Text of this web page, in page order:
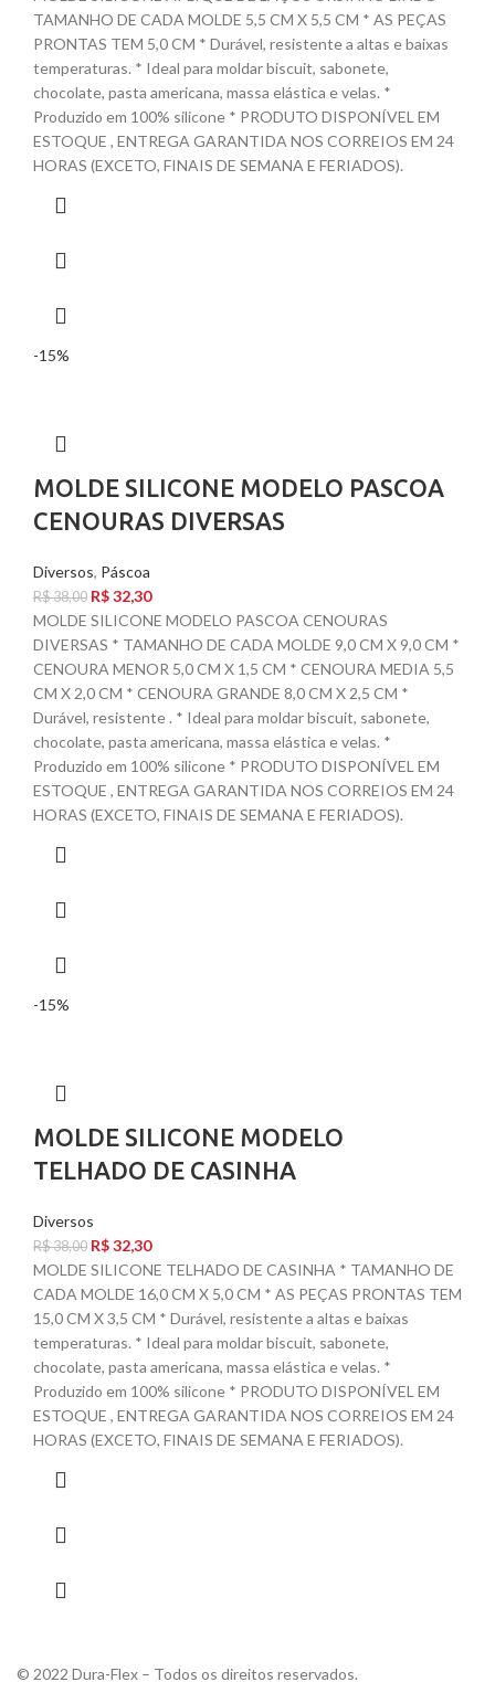
TAMANHO DE CADA MOLDE 5,5 CM X 5,5 CM * AS PEÇAS
PRONTAS TEM 5,0 CM * Durável, resistente a altas e baixas
temperaturas. * Ideal para moldar biscuit, sabonete,
chocolate, pasta americana, massa elástica e velas. *
Produzido em 100% silicone * PRODUTO DISPONÍVEL EM
ESTOQUE , ENTREGA GARANTIDA NOS CORREIOS EM 24
HORAS (EXCETO, FINAIS DE SEMANA E FERIADOS).
-15%
MOLDE SILICONE MODELO PASCOA
CENOURAS DIVERSAS
Diversos, Páscoa
R$38,00 R$32,30
MOLDE SILICONE MODELO PASCOA CENOURAS
DIVERSAS * TAMANHO DE CADA MOLDE 9,0 CM X 9,0 CM *
CENOURA MENOR 5,0 CM X 1,5 CM * CENOURA MEDIA 5,5
CM X 2,0 CM * CENOURA GRANDE 8,0 CM X 2,5 CM *
Durável, resistente . * Ideal para moldar biscuit, sabonete,
chocolate, pasta americana, massa elástica e velas. *
Produzido em 100% silicone * PRODUTO DISPONÍVEL EM
ESTOQUE , ENTREGA GARANTIDA NOS CORREIOS EM 24
HORAS (EXCETO, FINAIS DE SEMANA E FERIADOS).
-15%
MOLDE SILICONE MODELO
TELHADO DE CASINHA
Diversos
R$38,00 R$32,30
MOLDE SILICONE TELHADO DE CASINHA * TAMANHO DE
CADA MOLDE 16,0 CM X 5,0 CM * AS PEÇAS PRONTAS TEM
15,0 CM X 3,5 CM * Durável, resistente a altas e baixas
temperaturas. * Ideal para moldar biscuit, sabonete,
chocolate, pasta americana, massa elástica e velas. *
Produzido em 100% silicone * PRODUTO DISPONÍVEL EM
ESTOQUE , ENTREGA GARANTIDA NOS CORREIOS EM 24
HORAS (EXCETO, FINAIS DE SEMANA E FERIADOS).
© 2022 Dura-Flex – Todos os direitos reservados.